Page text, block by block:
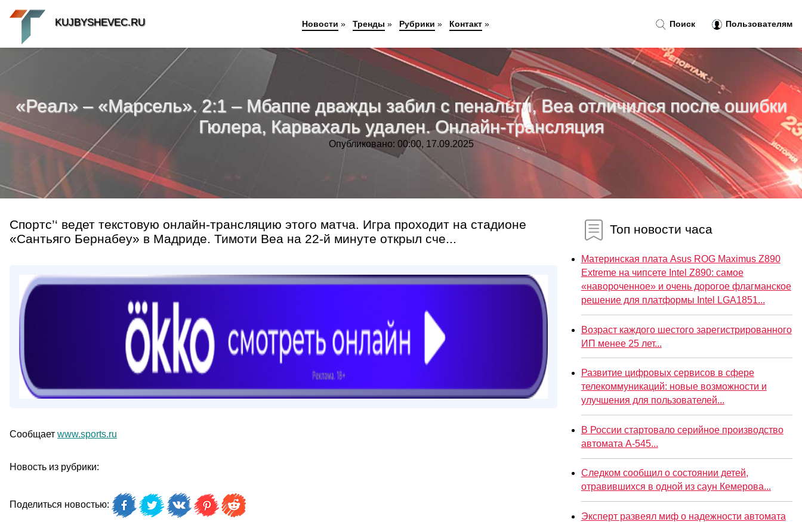
«Реал» – «Марсель». 2:1 – Мбаппе дважды забил с пенальти, Веа отличился после ошибки
Гюлера, Карвахаль удален. Онлайн-трансляция
Опубликовано: 00:00, 17.09.2025
Спортс’‘ ведет текстовую онлайн-трансляцию этого матча. Игра проходит на стадионе
«Сантьяго Бернабеу» в Мадриде. Тимоти Веа на 22-й минуте открыл сче...
Сообщает www.sports.ru
Новость из рубрики:
Поделиться новостью:
Топ новости часа
Материнская плата Asus ROG Maximus Z890
Extreme на чипсете Intel Z890: самое
«навороченное» и очень дорогое флагманское
решение для платформы Intel LGA1851...
Возраст каждого шестого зарегистрированного
ИП менее 25 лет...
Развитие цифровых сервисов в сфере
телекоммуникаций: новые возможности и
улучшения для пользователей...
В России стартовало серийное производство
автомата А-545...
Следком сообщил о состоянии детей,
отравившихся в одной из саун Кемерова...
Эксперт развеял миф о надежности автомата
Поиск Пользователям
KUJBYSHEVEC.RU Новости » Тренды » Рубрики » Контакт»